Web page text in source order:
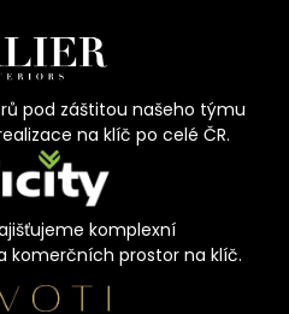
pod záštitou našeho týmu
na klíč po celé ČR.
komplexní
komerčních prostor na klíč.